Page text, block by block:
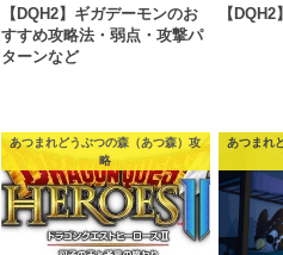
【DQH2】ギガデーモンのお
すすめ攻略法・弱点・攻撃パ
ターンなど
【
あつまれどうぶつの森（あつ森）攻
略
あつまれ